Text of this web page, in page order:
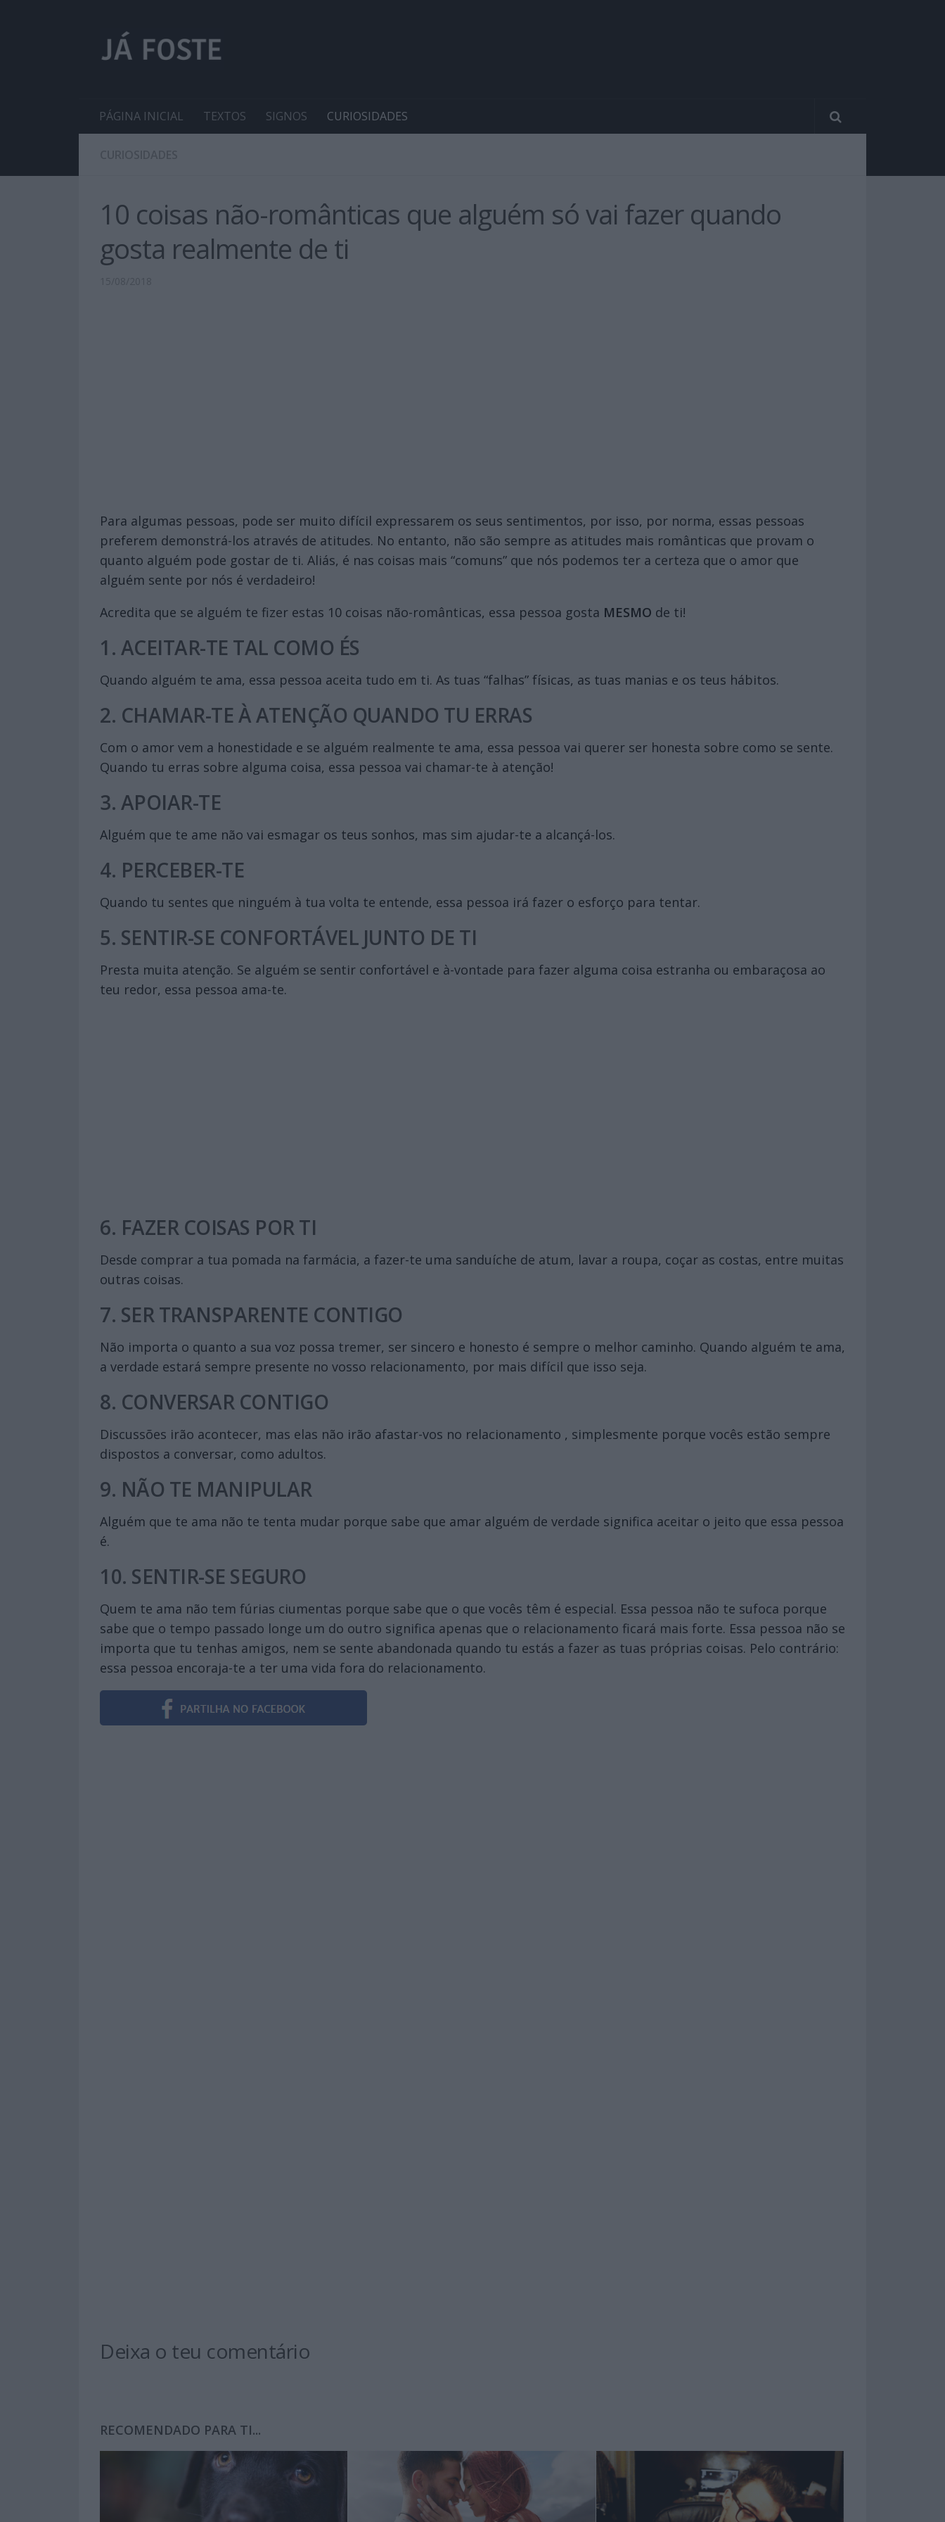
PÁGINA INICIAL TEXTOS SIGNOS CURIOSIDADES
10 coisas não-românticas que alguém só vai fazer quando
gosta realmente de ti
Para algumas pessoas, pode ser muito difícil expressarem os seus sentimentos, por isso, por norma, essas pessoas
preferem demonstrá-los através de atitudes. No entanto, não são sempre as atitudes mais românticas que provam o
quanto alguém pode gostar de ti. Aliás, é nas coisas mais “comuns” que nós podemos ter a certeza que o amor que
alguém sente por nós é verdadeiro!
Acredita que se alguém te fizer estas 10 coisas não-românticas, essa pessoa gosta MESMO de ti!
1. ACEITAR-TE TAL COMO ÉS
Quando alguém te ama, essa pessoa aceita tudo em ti. As tuas “falhas” físicas, as tuas manias e os teus hábitos.
2. CHAMAR-TE À ATENÇÃO QUANDO TU ERRAS
Com o amor vem a honestidade e se alguém realmente te ama, essa pessoa vai querer ser honesta sobre como se sente.
Quando tu erras sobre alguma coisa, essa pessoa vai chamar-te à atenção!
3. APOIAR-TE
Alguém que te ame não vai esmagar os teus sonhos, mas sim ajudar-te a alcançá-los.
4. PERCEBER-TE
Quando tu sentes que ninguém à tua volta te entende, essa pessoa irá fazer o esforço para tentar.
5. SENTIR-SE CONFORTÁVEL JUNTO DE TI
Presta muita atenção. Se alguém se sentir confortável e à-vontade para fazer alguma coisa estranha ou embaraçosa ao
teu redor, essa pessoa ama-te.
6. FAZER COISAS POR TI
Desde comprar a tua pomada na farmácia, a fazer-te uma sanduíche de atum, lavar a roupa, coçar as costas, entre muitas
outras coisas.
7. SER TRANSPARENTE CONTIGO
Não importa o quanto a sua voz possa tremer, ser sincero e honesto é sempre o melhor caminho. Quando alguém te ama,
a verdade estará sempre presente no vosso relacionamento, por mais difícil que isso seja.
8. CONVERSAR CONTIGO
Discussões irão acontecer, mas elas não irão afastar-vos no relacionamento , simplesmente porque vocês estão sempre
dispostos a conversar, como adultos.
9. NÃO TE MANIPULAR
Alguém que te ama não te tenta mudar porque sabe que amar alguém de verdade significa aceitar o jeito que essa pessoa
é.
10. SENTIR-SE SEGURO
Quem te ama não tem fúrias ciumentas porque sabe que o que vocês têm é especial. Essa pessoa não te sufoca porque
sabe que o tempo passado longe um do outro significa apenas que o relacionamento ficará mais forte. Essa pessoa não se
importa que tu tenhas amigos, nem se sente abandonada quando tu estás a fazer as tuas próprias coisas. Pelo contrário:
essa pessoa encoraja-te a ter uma vida fora do relacionamento.
Deixa o teu comentário
RECOMENDADO PARA TI...